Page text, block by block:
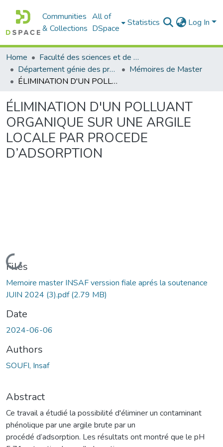
Communities
& Collections
All of
DSpace
Statistics Log In
Home
Faculté des sciences et de la technologie
Département génie des procédés
Mémoires de Master
ÉLIMINATION D'UN POLLUANT ORGANIQUE SUR UNE ARGILE LOCALE PAR PROCEDE D’ADSORPTION
ÉLIMINATION D'UN POLLUANT
ORGANIQUE SUR UNE ARGILE
LOCALE PAR PROCEDE
D’ADSORPTION
Loading...
Files
Memoire master INSAF verssion fiale aprés la soutenance
JUIN 2024 (3).pdf(2.79 MB)
Date
2024-06-06
Authors
SOUFI, Insaf
Abstract
Ce travail a étudié la possibilité d'éliminer un contaminant
phénolique par une argile brute par un
procédé d’adsorption. Les résultats ont montré que le pH